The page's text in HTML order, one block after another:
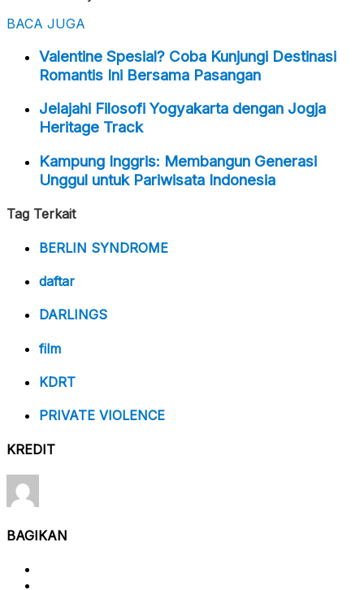
BACA JUGA
Valentine Spesial? Coba Kunjungi Destinasi
Romantis Ini Bersama Pasangan
Jelajahi Filosofi Yogyakarta dengan Jogja
Heritage Track
Kampung Inggris: Membangun Generasi
Unggul untuk Pariwisata Indonesia
Tag Terkait
BERLIN SYNDROME
daftar
DARLINGS
film
KDRT
PRIVATE VIOLENCE
KREDIT
BAGIKAN